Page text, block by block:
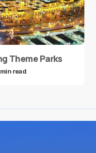
Theme Parks
read